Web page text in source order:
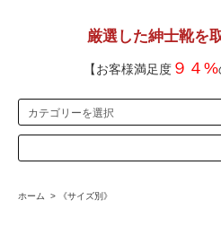
厳選した紳士靴を
【お客様満足度 ９４%
ホーム > 《サイズ別》